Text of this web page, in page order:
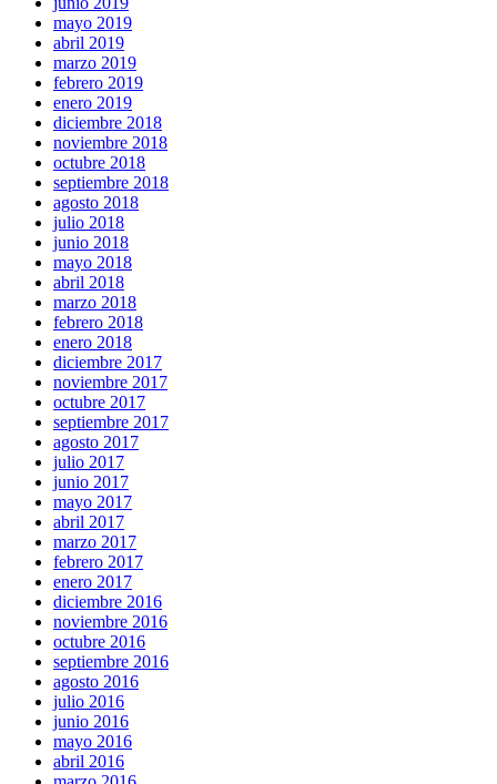
mayo 2019
abril 2019
marzo 2019
febrero 2019
enero 2019
diciembre 2018
noviembre 2018
octubre 2018
septiembre 2018
agosto 2018
julio 2018
junio 2018
mayo 2018
abril 2018
marzo 2018
febrero 2018
enero 2018
diciembre 2017
noviembre 2017
octubre 2017
septiembre 2017
agosto 2017
julio 2017
junio 2017
mayo 2017
abril 2017
marzo 2017
febrero 2017
enero 2017
diciembre 2016
noviembre 2016
octubre 2016
septiembre 2016
agosto 2016
julio 2016
junio 2016
mayo 2016
abril 2016